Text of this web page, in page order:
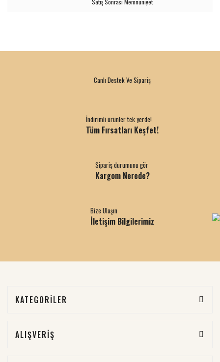
Satış Sonrası Memnuniyet
Canlı Destek Ve Sipariş
İndirimli ürünler tek yerde!
Tüm Fırsatları Keşfet!
Sipariş durumunu gör
Kargom Nerede?
Bize Ulaşın
İletişim Bilgilerimiz
KATEGORİLER
ALIŞVERİŞ